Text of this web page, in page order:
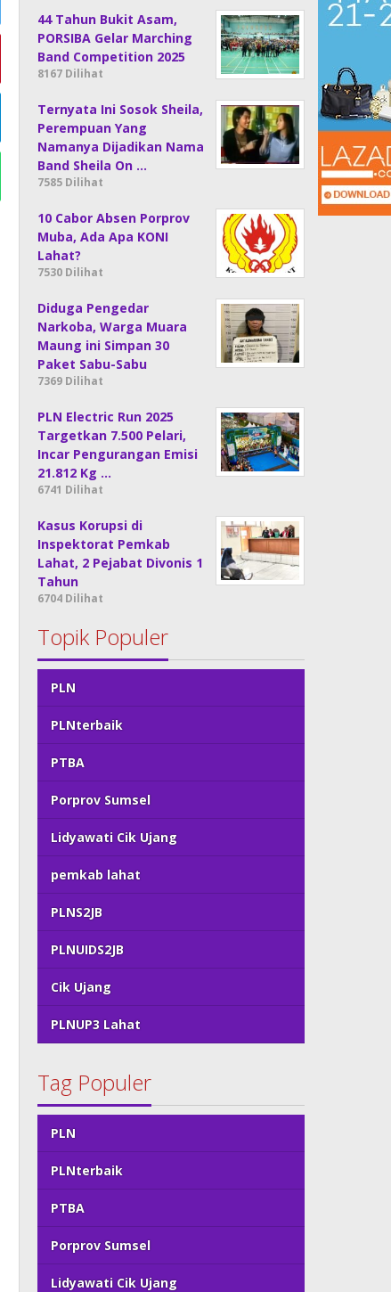
44 Tahun Bukit Asam,
PORSIBA Gelar Marching
Band Competition 2025
8167 Dilihat
Ternyata Ini Sosok Sheila,
Perempuan Yang
Namanya Dijadikan Nama
Band Sheila On …
7585 Dilihat
10 Cabor Absen Porprov
Muba, Ada Apa KONI
Lahat?
7530 Dilihat
Diduga Pengedar
Narkoba, Warga Muara
Maung ini Simpan 30
Paket Sabu-Sabu
7369 Dilihat
PLN Electric Run 2025
Targetkan 7.500 Pelari,
Incar Pengurangan Emisi
21.812 Kg …
6741 Dilihat
Kasus Korupsi di
Inspektorat Pemkab
Lahat, 2 Pejabat Divonis 1
Tahun
6704 Dilihat
Topik Populer
PLN
PLNterbaik
PTBA
Porprov Sumsel
Lidyawati Cik Ujang
pemkab lahat
PLNS2JB
PLNUIDS2JB
Cik Ujang
PLNUP3 Lahat
Tag Populer
PLN
PLNterbaik
PTBA
Porprov Sumsel
Lidyawati Cik Ujang